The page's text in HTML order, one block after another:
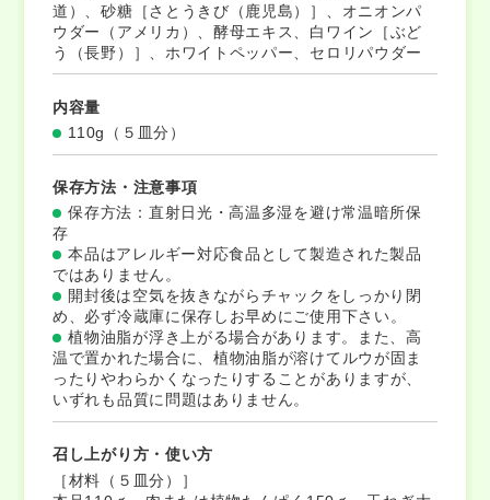
道）、砂糖［さとうきび（鹿児島）］、オニオンパ
ウダー（アメリカ）、酵母エキス、白ワイン［ぶど
う（長野）］、ホワイトペッパー、セロリパウダー
内容量
110g（５皿分）
保存方法・注意事項
保存方法：直射日光・高温多湿を避け常温暗所保
存
本品はアレルギー対応食品として製造された製品
ではありません。
開封後は空気を抜きながらチャックをしっかり閉
め、必ず冷蔵庫に保存しお早めにご使用下さい。
植物油脂が浮き上がる場合があります。また、高
温で置かれた場合に、植物油脂が溶けてルウが固ま
ったりやわらかくなったりすることがありますが、
いずれも品質に問題はありません。
召し上がり方・使い方
［材料（５皿分）］